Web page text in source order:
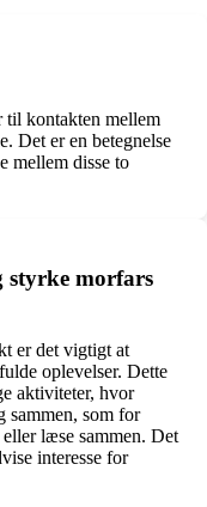
til kontakten mellem
Det er en betegnelse
mellem disse to
styrke morfars
er det vigtigt at
oplevelser. Dette
aktiviteter, hvor
sammen, som for
læse sammen. Det
interesse for